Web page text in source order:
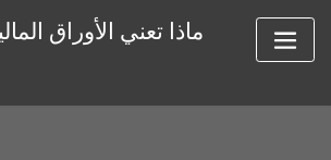
ماذا تعني الأوراق